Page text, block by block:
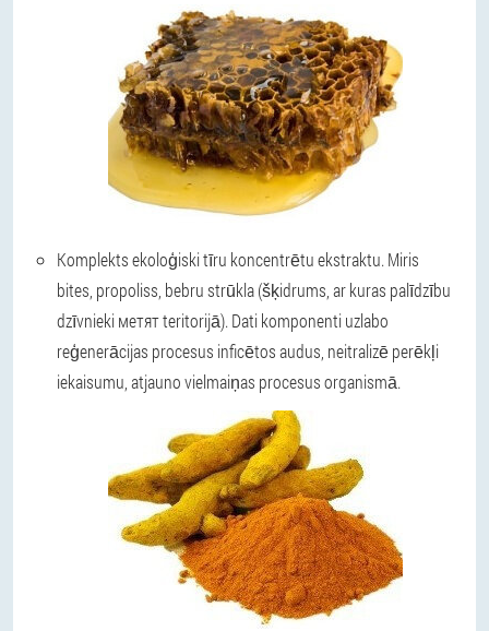
Komplekts ekoloģiski tīru koncentrētu ekstraktu. Miris
bites, propoliss, bebru strūkla (šķidrums, ar kuras palīdzību
dzīvnieki метят teritorijā). Dati komponenti uzlabo
reģenerācijas procesus inficētos audus, neitralizē perēkļi
iekaisumu, atjauno vielmaiņas procesus organismā.